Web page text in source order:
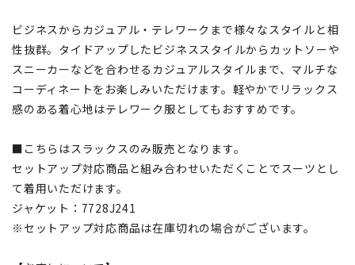
ビジネスからカジュアル・テレワークまで様々なスタイルと相
性抜群。タイドアップしたビジネススタイルからカットソーや
スニーカーなどを合わせるカジュアルスタイルまで、マルチな
コーディネートをお楽しみいただけます。軽やかでリラックス
感のある着心地はテレワーク服としてもおすすめです。
■こちらはスラックスのみ販売となります。
セットアップ対応商品と組み合わせいただくことでスーツとし
て着用いただけます。
ジャケット：7728J241
※セットアップ対応商品は在庫切れの場合がございます。